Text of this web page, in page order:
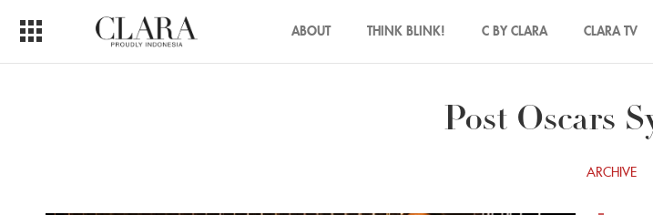
ABOUT THINK BLINK! C BY CLARA CLARA TV
Post Oscars
ARCHIVE